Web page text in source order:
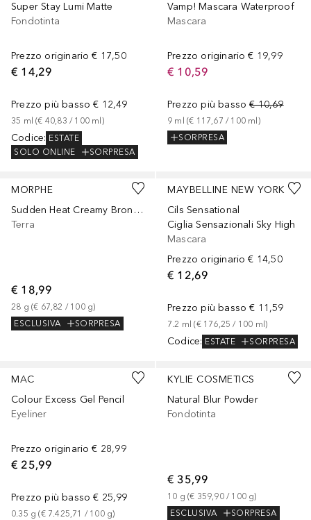
Super Stay Lumi Matte
Fondotinta
Prezzo originario € 17,50
€ 14,29
Prezzo più basso € 12,49
35 ml (€ 40,83 / 100 ml )
Codice: ESTATE
SOLO ONLINE
SORPRESA
Vamp! Mascara Waterproof
Mascara
Prezzo originario € 19,99
€ 10,59
Prezzo più basso € 10,69
9 ml (€ 117,67 / 100 ml )
SORPRESA
MORPHE
Sudden Heat Creamy Bronzer Stick
Terra
€ 18,99
28 g (€ 67,82 / 100 g)
ESCLUSIVA
SORPRESA
+2
MAYBELLINE NEW YORK
Cils Sensational
Ciglia Sensazionali Sky High
Mascara
Prezzo originario € 14,50
€ 12,69
Prezzo più basso € 11,59
7.2 ml (€ 176,25 / 100 ml)
Codice: ESTATE SORPRESA
MAC
Colour Excess Gel Pencil
Eyeliner
Prezzo originario € 28,99
€ 25,99
Prezzo più basso € 25,99
0.35 g (€ 7.425,71 / 100 g)
KYLIE COSMETICS
Natural Blur Powder
Fondotinta
€ 35,99
10 g (€ 359,90 / 100 g)
ESCLUSIVA
SORPRESA
+27